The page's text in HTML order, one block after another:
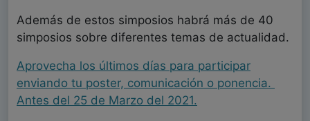
Además de estos simposios habrá más de 40
simposios sobre diferentes temas de actualidad.
Aprovecha los últimos días para participar
enviando tu poster, comunicación o ponencia.
Antes del 25 de Marzo del 2021.